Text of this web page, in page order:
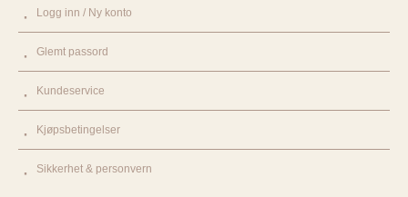
Logg inn / Ny konto
Glemt passord
Kundeservice
Kjøpsbetingelser
Sikkerhet & personvern